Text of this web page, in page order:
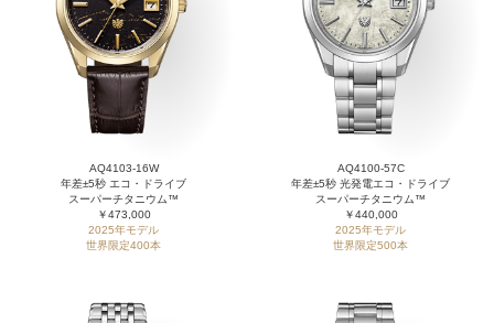
AQ4103-16W
年差±5秒 エコ・ドライブ
スーパーチタニウム™
￥473,000
2025年モデル
世界限定400本
AQ4100-57C
年差±5秒 光発電エコ・ドライブ
スーパーチタニウム™
￥440,000
2025年モデル
世界限定500本